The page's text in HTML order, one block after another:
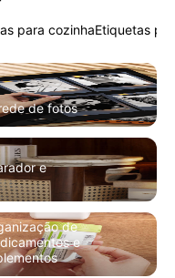
para cozinhaEtiquetas
de fotos
e
de
e